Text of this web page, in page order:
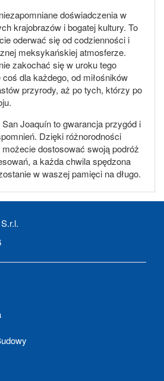
doświadczenia w
krajobrazów i bogatej kultury. To
oderwać się od codzienności i
meksykańskiej atmosferze.
zakochać się w uroku tego
dla każdego, od miłośników
przyrody, aż po tych, którzy po
Joaquín to gwarancja przygód i
Dzięki różnorodności
dostosować swoją podróż
a każda chwila spędzona
w waszej pamięci na długo.
S.r.l.